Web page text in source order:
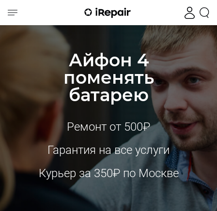
Айфон 4
поменять
батарею
Ремонт от 500₽
Гарантия на все услуги
Курьер за 350₽ по Москве